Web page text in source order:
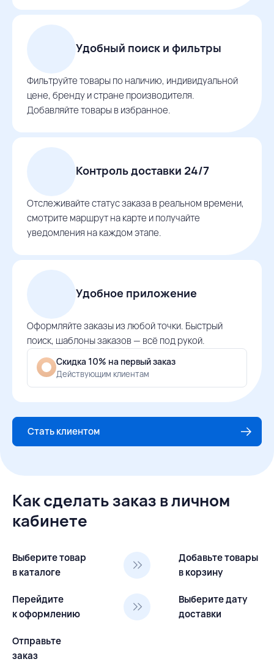
Удобный поиск и фильтры
Фильтруйте товары по наличию, индивидуальной
цене, бренду и стране производителя.
Добавляйте товары в избранное.
Контроль доставки 24/7
Отслеживайте статус заказа в реальном времени,
смотрите маршрут на карте и получайте
уведомления на каждом этапе.
Удобное приложение
Оформляйте заказы из любой точки. Быстрый
поиск, шаблоны заказов — всё под рукой.
Скидка 10% на первый заказ
Действующим клиентам
Стать клиентом
Как сделать заказ в личном
кабинете
Выберите товар
в каталоге
Добавьте товары
в корзину
Перейдите
к оформлению
Выберите дату
доставки
Отправьте
заказ